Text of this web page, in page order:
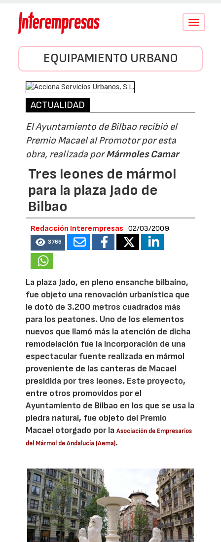
Conmutar
EQUIPAMIENTO URBANO
ACTUALIDAD
El Ayuntamiento de Bilbao recibió el
Premio Macael al Promotor por esta
obra, realizada porMármoles Camar
Tres leones de mármol
para la plaza Jado de
Bilbao
Redacción Interempresas 02/03/2009
3766
La plaza Jado, en pleno ensanche bilbaíno,
fue objeto una renovación urbanística que
le dotó de 3.200 metros cuadrados más
para los peatones. Uno de los elementos
nuevos que llamó más la atención de dicha
remodelación fue la incorporación de una
espectacular fuente realizada en mármol
proveniente de las canteras de Macael
presidida por tres leones. Este proyecto,
entre otros promovidos por el
Ayuntamiento de Bilbao en los que se usa la
piedra natural, fue objeto del Premio
Macael otorgado por laAsociación de Empresarios
del Mármol de Andalucía (Aema).